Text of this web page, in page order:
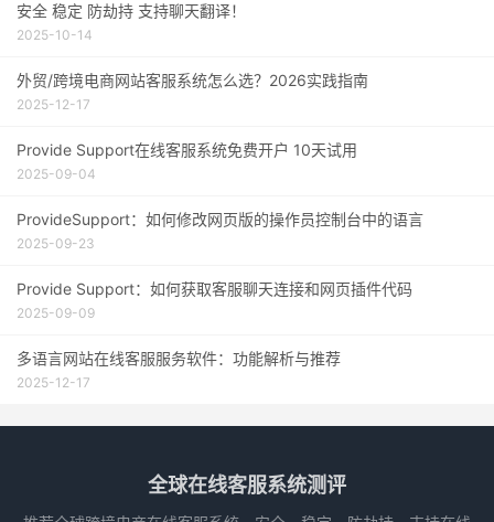
安全 稳定 防劫持 支持聊天翻译！
2025-10-14
外贸/跨境电商网站客服系统怎么选？2026实践指南
2025-12-17
Provide Support在线客服系统免费开户 10天试用
2025-09-04
ProvideSupport：如何修改网页版的操作员控制台中的语言
2025-09-23
Provide Support：如何获取客服聊天连接和网页插件代码
2025-09-09
多语言网站在线客服服务软件：功能解析与推荐
2025-12-17
全球在线客服系统测评